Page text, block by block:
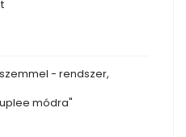
- rendszer,
módra"